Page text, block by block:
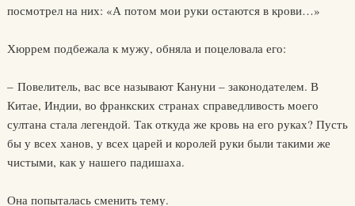
посмотрел на них: «А потом мои руки остаются в крови…»
Хюррем подбежала к мужу, обняла и поцеловала его:
– Повелитель, вас все называют Кануни – законодателем. В
Китае, Индии, во франкских странах справедливость моего
султана стала легендой. Так откуда же кровь на его руках? Пусть
бы у всех ханов, у всех царей и королей руки были такими же
чистыми, как у нашего падишаха.
Она попыталась сменить тему.